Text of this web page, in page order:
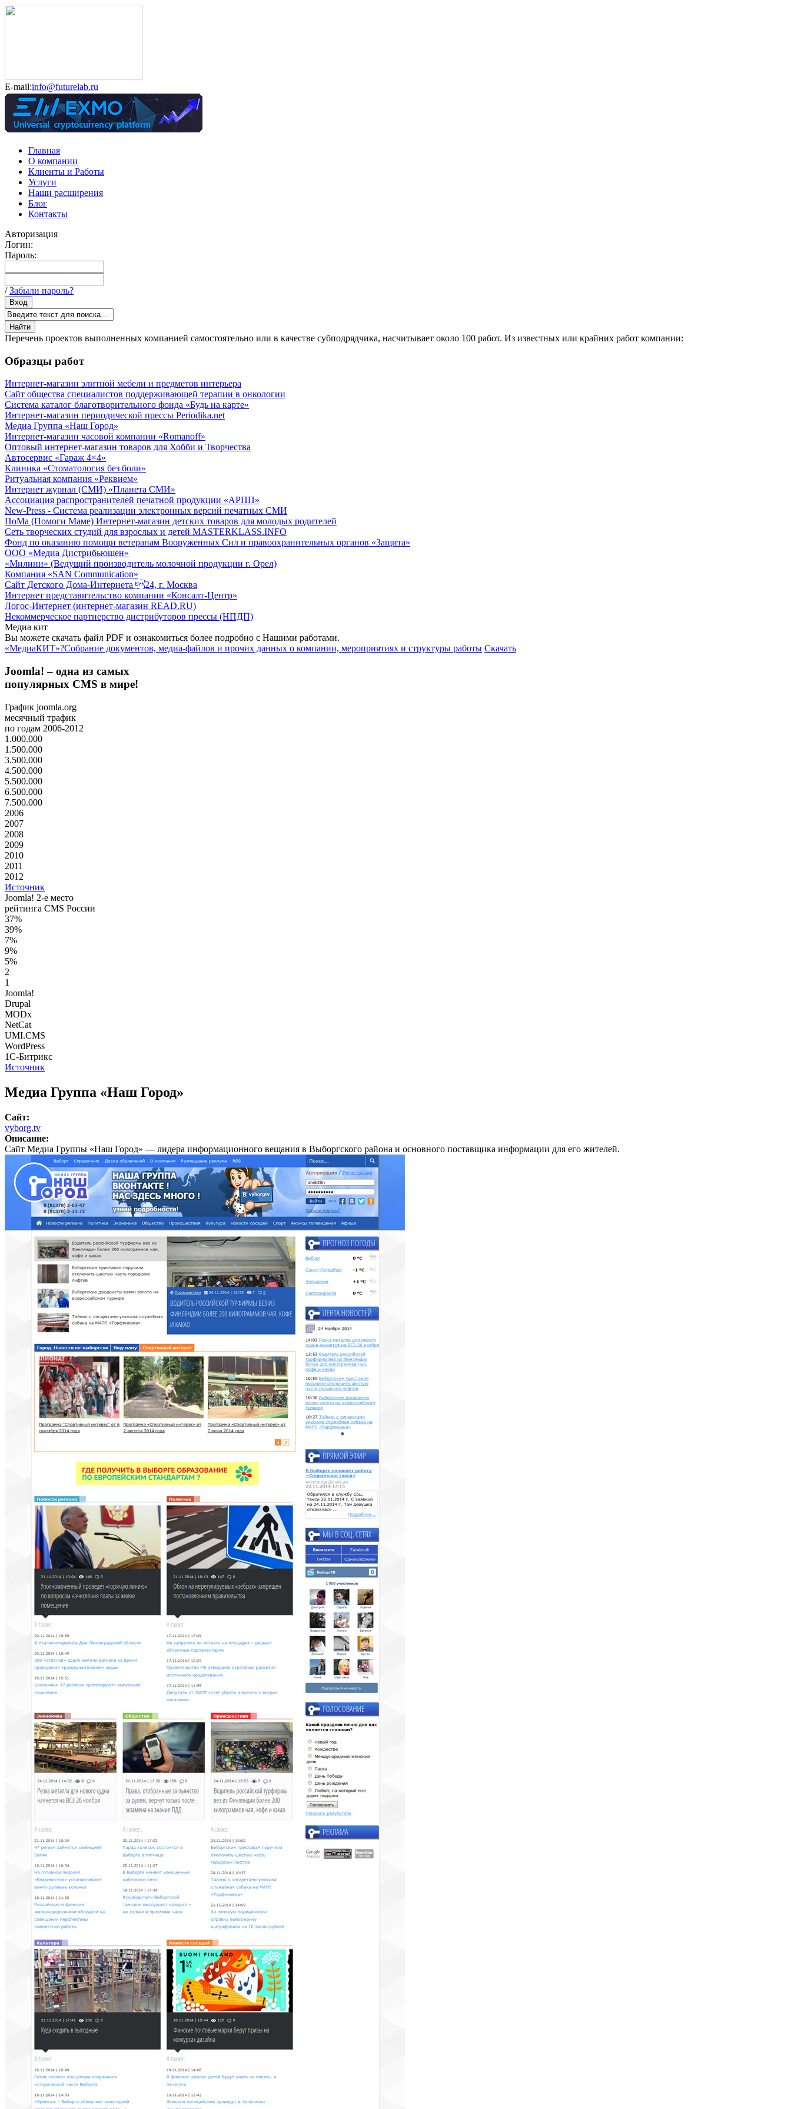
E-mail:info@futurelab.ru
Главная
О компании
Клиенты и Работы
Услуги
Наши расширения
Блог
Контакты
Авторизация
Логин:
Пароль:
/Забыли пароль?
Перечень проектов выполненных компанией самостоятельно или в качестве субподрядчика, насчитывает около 100 работ. Из известных или крайних работ компании:
Образцы работ
Интернет-магазин элитной мебели и предметов интерьера
Сайт общества специалистов поддерживающей терапии в онкологии
Система каталог благотворительного фонда «Будь на карте»
Интернет-магазин периодической прессы Periodika.net
Медиа Группа «Наш Город»
Интернет-магазин часовой компании «Romanoff»
Оптовый интернет-магазин товаров для Хобби и Творчества
Автосервис «Гараж 4×4»
Клиника «Стоматология без боли»
Ритуальная компания «Реквием»
Интернет журнал (СМИ) «Планета СМИ»
Ассоциация распространителей печатной продукции «АРПП»
New-Press - Система реализации электронных версий печатных СМИ
ПоМа (Помоги Маме) Интернет-магазин детских товаров для молодых родителей
Сеть творческих студий для взрослых и детей MASTERKLASS.INFO
Фонд по оказанию помощи ветеранам Вооруженных Сил и правоохранительных органов «Защита»
ООО «Медиа Дистрибьюшен»
«Милини» (Ведущий производитель молочной продукции г. Орел)
Компания «SAN Communication»
Сайт Детского Дома-Интернета 24, г. Москва
Интернет представительство компании «Консалт-Центр»
Логос-Интернет (интернет-магазин READ.RU)
Некоммерческое партнерство дистрибуторов прессы (НПДП)
Медиа кит
Вы можете скачать файл PDF и ознакомиться более подробно с Нашими работами.
«МедиаКИТ»?Собрание документов, медиа-файлов и прочих данных о компании, мероприятиях и структуры работы Скачать
Joomla! – одна из самых
популярных CMS в мире!
График joomla.org
месячный трафик
по годам 2006-2012
1.000.000
1.500.000
3.500.000
4.500.000
5.500.000
6.500.000
7.500.000
2006
2007
2008
2009
2010
2011
2012
Источник
Joomla! 2-е место
рейтинга CMS России
37%
39%
7%
9%
5%
2
1
Joomla!
Drupal
MODx
NetCat
UMI.CMS
WordPress
1С-Битрикс
Источник
Медиа Группа «Наш Город»
Сайт:
vyborg.tv
Описание:
Сайт Медиа Группы «Наш Город» — лидера информационного вещания в Выборгского района и основного поставщика информации для его жителей.